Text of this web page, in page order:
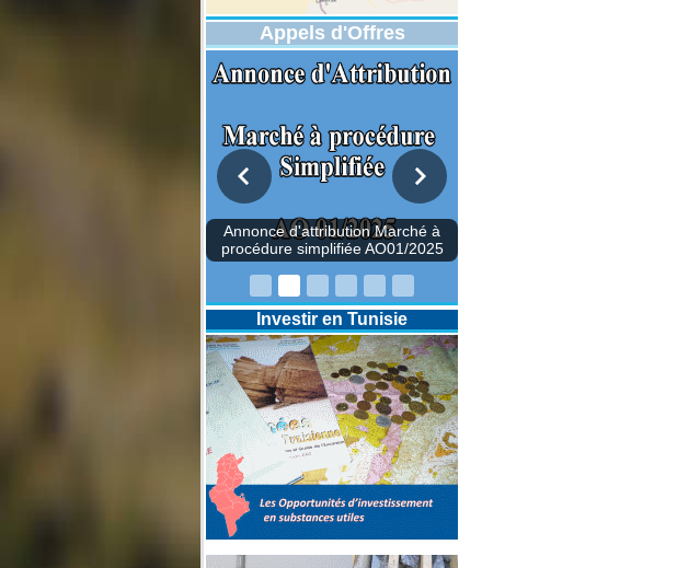
Appels d'Offres
Annonce d'attribution Marché à
procédure simplifiée AO01/2025
Investir en Tunisie